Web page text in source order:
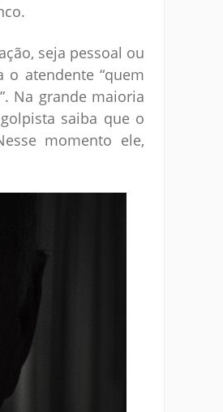
seja pessoal ou
atendente “quem
Na grande maioria
saiba que o
momento ele,